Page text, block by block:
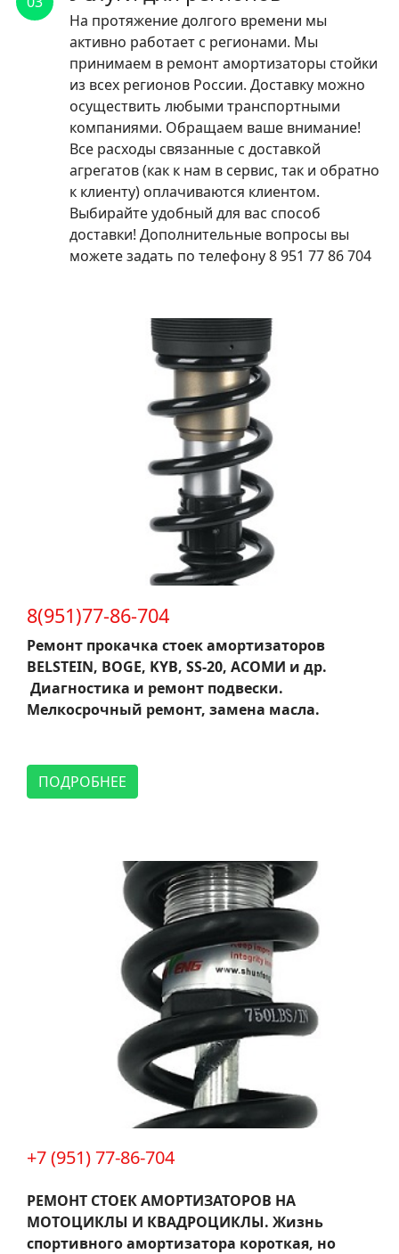
На протяжение долгого времени мы
активно работает с регионами. Мы
принимаем в ремонт амортизаторы стойки
из всех регионов России. Доставку можно
осуществить любыми транспортными
компаниями. Обращаем ваше внимание!
Все расходы связанные с доставкой
агрегатов (как к нам в сервис, так и обратно
к клиенту) оплачиваются клиентом.
Выбирайте удобный для вас способ
доставки! Дополнительные вопросы вы
можете задать по телефону 8 951 77 86 704
8(951)77-86-704
Ремонт прокачка стоек амортизаторов
BELSTEIN, BOGE, KYB, SS-20, АСОМИ и др.
Диагностика и ремонт подвески.
Мелкосрочный ремонт, замена масла.
ПОДРОБНЕЕ
+7 (951) 77-86-704
РЕМОНТ СТОЕК АМОРТИЗАТОРОВ НА
МОТОЦИКЛЫ И КВАДРОЦИКЛЫ. Жизнь
спортивного амортизатора короткая, но